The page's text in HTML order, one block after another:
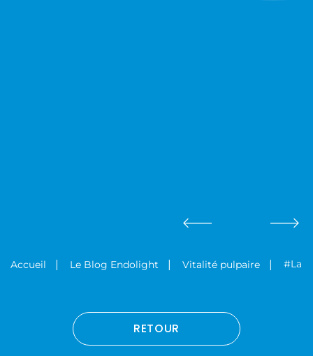
Accueil Le Blog Endolight Vitalité pulpaire
RETOUR